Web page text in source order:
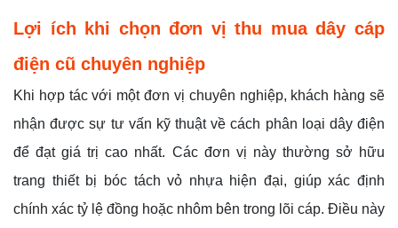
Lợi ích khi chọn đơn vị thu mua dây cáp
điện cũ chuyên nghiệp
Khi hợp tác với một đơn vị chuyên nghiệp, khách hàng sẽ
nhận được sự tư vấn kỹ thuật về cách phân loại dây điện
để đạt giá trị cao nhất. Các đơn vị này thường sở hữu
trang thiết bị bóc tách vỏ nhựa hiện đại, giúp xác định
chính xác tỷ lệ đồng hoặc nhôm bên trong lõi cáp. Điều này